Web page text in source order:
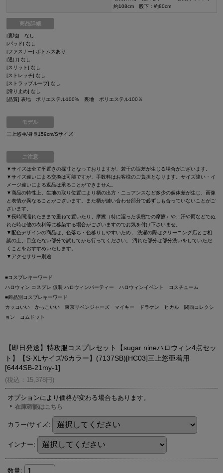
約108cm 股下：約80cm
商品詳細
[裏地] なし
[パッド] なし
[ファスナー] ボトムスあり
[透け] なし
[スリット] なし
[ストレッチ] なし
[ストラップループ] なし
[滑り止め] なし
[品質] 表地 ポリエステル100% 裏地 ポリエステル100％
モデル
三上悠亜/身長159cm/Sサイズ
ご注意
▼サイズは全て平置きの採寸となっておりますが、若干の誤差が生じる場合がございます。
▼サイズ違いによる交換は可能ですが、手数料はお客様のご負担となります。サイズ違い・イ
メージ違いによる返品は承ることができません。
▼商品の特性上、生地の取り位置により柄の出方・ニュアンスなど多少の個体差が生じ、画像
と表情が異なることがございます。また柄が縫い合わせ部分で必ずしも合っていないことがご
ざいます。
▼長時間濡れたままで重ねて置いたり、摩擦（特に湿った状態での摩擦）や、汗や雨などでぬ
れた時は他の衣料等に移染する場合がございますのでお気を付け下さいませ。
▼配色デザインの商品は、色落ち・色移りしやすいため、 洗濯の際はクリーニング店とご相
談の上、目立たない部分で試してから行ってください。 汚れた部分は部分洗いをしていただ
くことをおすすめいたします。
▼アクセサリー別途
■コスプレキーワード
ハロウィン コスプレ 仮装 ハロウィンパーティー ハロウィンイベント コスチューム
■商品別コスプレキーワード
カッコいい かっこいい 東京リベンジャーズ マイキー ドラケン ヒカル 関西コレクシ
ョン コムドット